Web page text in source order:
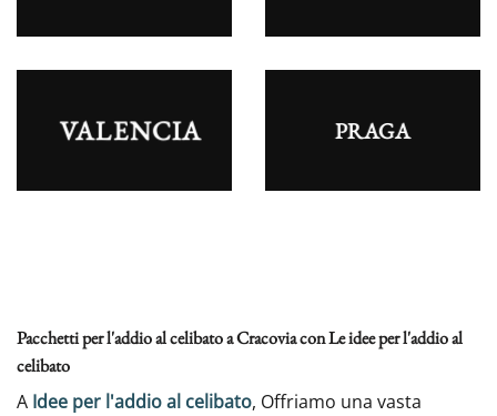
VALENCIA PRAGA
Pacchetti per l'addio al celibato a Cracovia con Le idee per l'addio al
celibato
A Idee per l'addio al celibato, Offriamo una vasta